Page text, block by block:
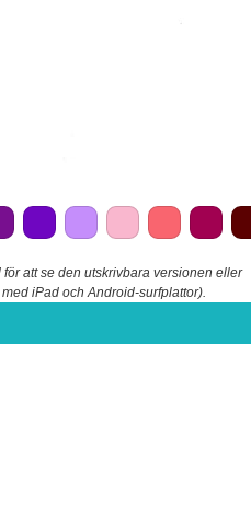
att se den utskrivbara versionen eller
iPad och Android-surfplattor).